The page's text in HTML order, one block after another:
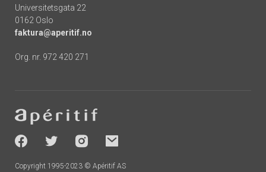
Universitetsgata 22
0162 Oslo
faktura@aperitif.no
Org. nr. 972 420 271
-
socials
Copyright 1995-2023 © Apéritif AS